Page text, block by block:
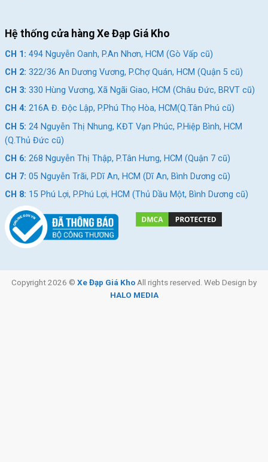
Hệ thống cửa hàng Xe Đạp Giá Kho
CH 1: 494 Nguyễn Oanh, P.An Nhơn, HCM (Gò Vấp cũ)
CH 2: 322/36 An Dương Vương, P.Chợ Quán, HCM (Quận 5 cũ)
CH 3: 330 Hùng Vương, Xã Ngãi Giao, HCM (Châu Đức, BRVT cũ)
CH 4: 216A Đ. Độc Lập, P.Phú Thọ Hòa, HCM(Q.Tân Phú cũ)
CH 5: 24 Nguyễn Thị Nhung, KĐT Vạn Phúc, P.Hiệp Bình, HCM
(Q.Thủ Đức cũ)
CH 6: 268 Nguyễn Thị Thập, P.Tân Hưng, HCM (Quận 7 cũ)
CH 7: 05 Nguyễn Trãi, P.Dĩ An, HCM (Dĩ An, Bình Dương cũ)
CH 8: 15 Phú Lợi, P.Phú Lợi, HCM (Thủ Dầu Một, Bình Dương cũ)
Copyright 2026 © Xe Đạp Giá KhoAll rights reserved. Web Design by
HALO MEDIA